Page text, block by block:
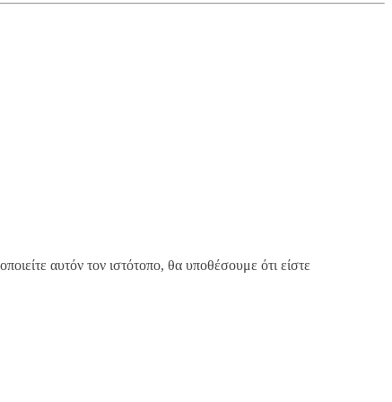
αυτόν τον ιστότοπο, θα υποθέσουμε ότι είστε